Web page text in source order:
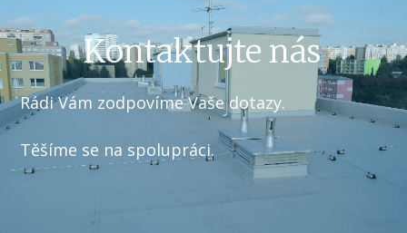
Kontaktujte nás
Rádi Vám zodpovíme Vaše dotazy.
Těšíme se na spolupráci.